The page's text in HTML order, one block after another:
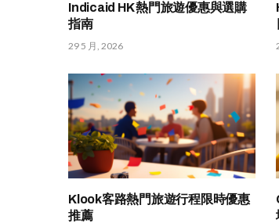
Indicaid HK 熱門旅遊優惠與選購
指南
29 5 月, 2026
Klook客路熱門旅遊行程限時優惠
推薦